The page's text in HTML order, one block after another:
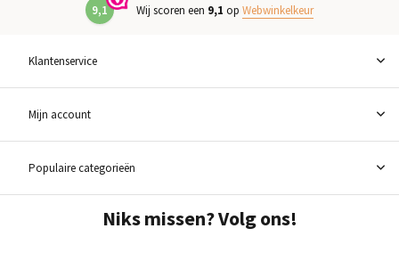
9,1 Wij scoren een 9,1 op Webwinkelkeur
Klantenservice
Mijn account
Populaire categorieën
Niks missen? Volg ons!